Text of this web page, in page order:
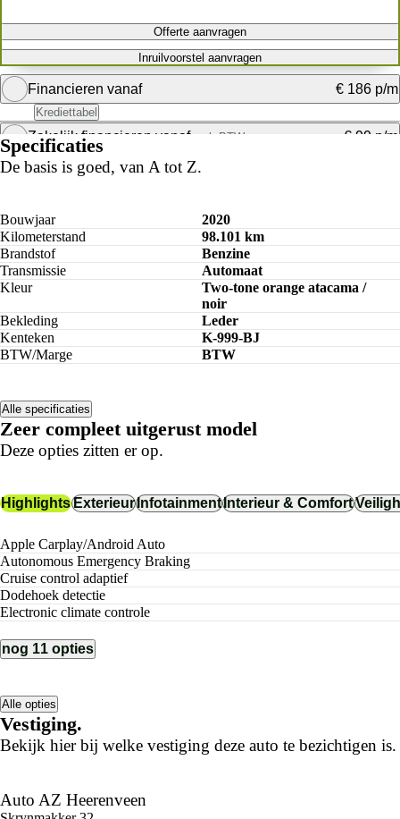
Offerte aanvragen
Inruilvoorstel aanvragen
Financieren vanaf € 186 p/m
Krediettabel
Zakelijk financieren vanafexcl. BTW € 99 p/m
Specificaties
De basis is goed, van A tot Z.
Bouwjaar
2020
Kilometerstand
98.101 km
Brandstof
Benzine
Transmissie
Automaat
Kleur
Two-tone orange atacama /
noir
Bekleding
Leder
Kenteken
K-999-BJ
BTW/Marge
BTW
Alle specificaties
Zeer compleet uitgerust model
Deze opties zitten er op.
HighlightsExterieurInfotainmentInterieur & Comfort
Apple Carplay/Android Auto
Autonomous Emergency Braking
cruise control adaptief
dodehoek detectie
electronic climate controle
nog 11 opties
Alle opties
Vestiging.
Bekijk hier bij welke vestiging deze auto te bezichtigen is.
Auto AZ Heerenveen